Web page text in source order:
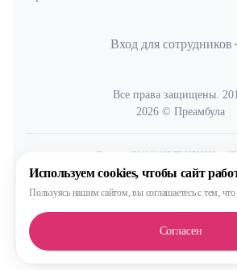
Вход для сотрудников
Все права защищены.
2026 © Преамбула
Лицензия Л041-01137-77/00590289 от
выдана Министерством здравоохранения
Сделано, конечно, в MAX
Используем cookies, чтобы сайт
Пользуясь нашим сайтом,вы соглашаетесь с тем, что
Согласен